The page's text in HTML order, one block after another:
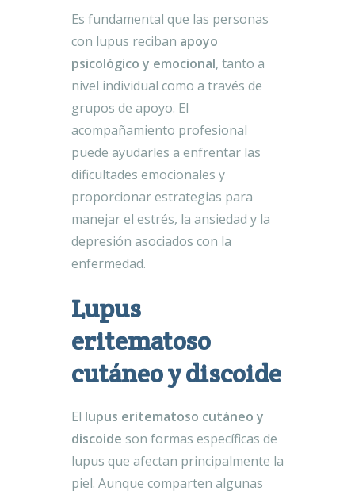
Es fundamental que las personas
con lupus reciban apoyo
psicológico y emocional, tanto a
nivel individual como a través de
grupos de apoyo. El
acompañamiento profesional
puede ayudarles a enfrentar las
dificultades emocionales y
proporcionar estrategias para
manejar el estrés, la ansiedad y la
depresión asociados con la
enfermedad.
Lupus
eritematoso
cutáneo y discoide
El lupus eritematoso cutáneo y
discoide son formas específicas de
lupus que afectan principalmente la
piel. Aunque comparten algunas